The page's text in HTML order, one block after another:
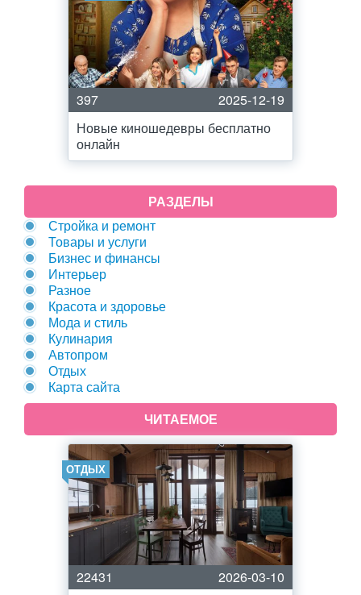
397
2025-12-19
Новые киношедевры бесплатно
онлайн
РАЗДЕЛЫ
Стройка и ремонт
Товары и услуги
Бизнес и финансы
Интерьер
Разное
Красота и здоровье
Мода и стиль
Кулинария
Автопром
Отдых
Карта сайта
ЧИТАЕМОЕ
ОТДЫХ
22431
2026-03-10